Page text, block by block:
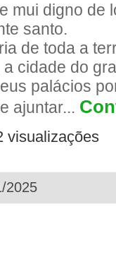
mui digno de
santo.
de toda a
cidade do
palácios
ajuntar...
visualizações
2025